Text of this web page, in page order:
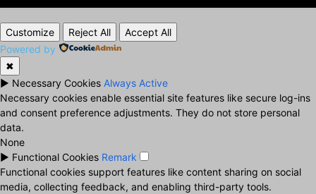
Customize Reject All
Accept All
Powered by
✖
► Necessary Cookies Always Active
Necessary cookies enable essential site features like secure log-ins
and consent preference adjustments. They do not store personal
data.
None
► Functional Cookies Remark
Functional cookies support features like content sharing on social
media, collecting feedback, and enabling third-party tools.